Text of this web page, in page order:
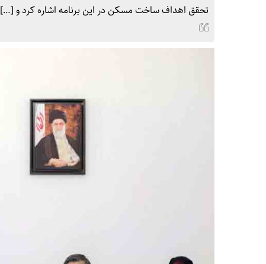
تحقق اهداف ساخت مسکن در این برنامه اشاره کرد و […]